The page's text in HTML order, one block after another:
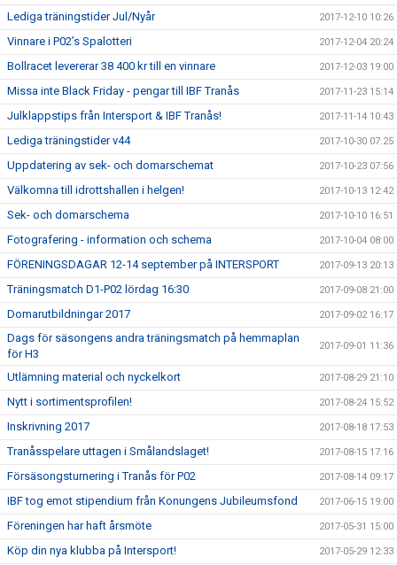
Lediga träningstider Jul/Nyår 2017-12-10 10:26
Vinnare i P02’s Spalotteri 2017-12-04 20:24
Bollracet levererar 38 400 kr till en vinnare 2017-12-03 19:00
Missa inte Black Friday - pengar till IBF Tranås 2017-11-23 15:14
Julklappstips från Intersport & IBF Tranås! 2017-11-14 10:43
Lediga träningstider v44 2017-10-30 07:25
Uppdatering av sek- och domarschemat 2017-10-23 07:56
Välkomna till idrottshallen i helgen! 2017-10-13 12:42
Sek- och domarschema 2017-10-10 16:51
Fotografering - information och schema 2017-10-04 08:00
FÖRENINGSDAGAR 12-14 september på INTERSPORT 2017-09-13 20:13
Träningsmatch D1-P02 lördag 16:30 2017-09-08 21:00
Domarutbildningar 2017 2017-09-02 16:17
Dags för säsongens andra träningsmatch på hemmaplan
för H3
2017-09-01 11:36
Utlämning material och nyckelkort 2017-08-29 21:10
Nytt i sortimentsprofilen! 2017-08-24 15:52
Inskrivning 2017 2017-08-18 17:53
Tranåsspelare uttagen i Smålandslaget! 2017-08-15 17:16
Försäsongsturnering i Tranås för P02 2017-08-14 09:17
IBF tog emot stipendium från Konungens Jubileumsfond 2017-06-15 19:00
Föreningen har haft årsmöte 2017-05-31 15:00
Köp din nya klubba på Intersport! 2017-05-29 12:33